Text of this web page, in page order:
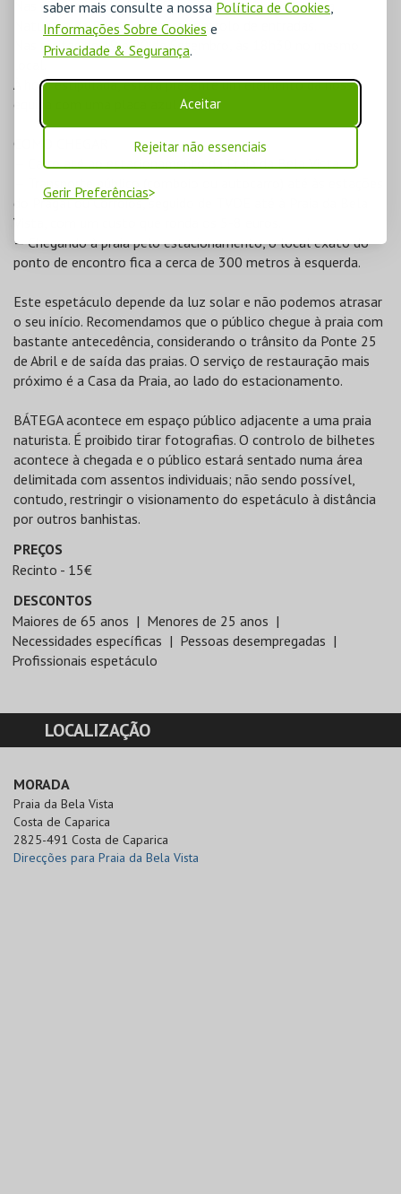
saber mais consulte a nossa Política de Cookies
Informações Sobre Cookies e
Privacidade & Segurança.
Aceitar
Rejeitar não essenciais
Gerir Preferências
Nas récitas de 3 a 13 de Setembro, às 18h45 na Praia
Naturista da Bela Vista para controlo de entradas.
Nas récitas de 19 e 20 de Setembro, às 18h30 no mesmo
À hora estipulada, estará presente um elemento da nossa
equipa com uma placa azul.
COMO CHEGAR
— Carro até ao estacionamento da Praia da Bela Vista.
— Transporte público (comboio ou autocarro) até às estações
do Pragal ou Corroios, seguido de TVDE até à Praia da Bela
Vista, com um custo que ronda os 5-8 euros.
— Chegando à praia pelo estacionamento, o local exato do
ponto de encontro fica a cerca de 300 metros à esquerda.
Este espetáculo depende da luz solar e não podemos atrasar
o seu início. Recomendamos que o público chegue à praia com
bastante antecedência, considerando o trânsito da Ponte 25
de Abril e de saída das praias. O serviço de restauração mais
próximo é a Casa da Praia, ao lado do estacionamento.
BÁTEGA acontece em espaço público adjacente a uma praia
naturista. É proibido tirar fotografias. O controlo de bilhetes
acontece à chegada e o público estará sentado numa área
delimitada com assentos individuais; não sendo possível,
contudo, restringir o visionamento do espetáculo à distância
por outros banhistas.
PREÇOS
Recinto - 15€
DESCONTOS
Maiores de 65 anos
Menores de 25 anos
Necessidades específicas
Pessoas desempregadas
Profissionais espetáculo
LOCALIZAÇÃO
MORADA
Praia da Bela Vista
Costa de Caparica
2825-491 Costa de Caparica
Direcções para Praia da Bela Vista